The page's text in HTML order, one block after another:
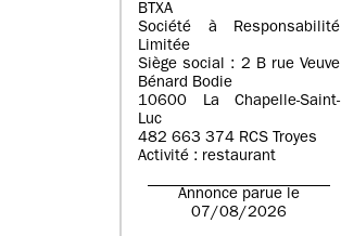
BTXA
Société à Responsabilité
Limitée
Siège social : 2 B rue Veuve
Bénard Bodie
10600 La Chapelle-Saint-
Luc
482 663 374 RCS Troyes
Activité : restaurant
Annonce parue le
07/08/2026